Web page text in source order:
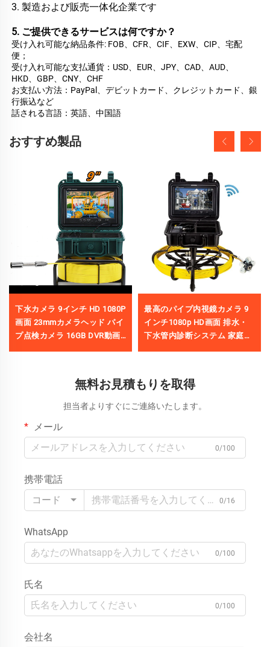
3. 製造および販売一体化企業です
5. ご提供できるサービスは何ですか？
受け入れ可能な納品条件: FOB、CFR、CIF、EXW、CIP、宅配
便；
受け入れ可能な支払通貨：USD、EUR、JPY、CAD、AUD、
HKD、GBP、CNY、CHF
お支払い方法：PayPal、デビットカード、クレジットカード、銀
行振込など
話される言語：英語、中国語
おすすめ製品
下水カメラ 9インチ HD 1080P
画面 23mmカメラヘッド パイ
プ点検カメラ 16GB DVR動画
最高のパイプ内視鏡カメラ 9
インチ1080p HD画面 排水・
下水管内診断システム 家庭用
無料お見積もりを取得
担当者よりすぐにご連絡いたします。
メール
0/100
携帯電話
コード
0/16
WhatsApp
0/100
氏名
0/100
会社名